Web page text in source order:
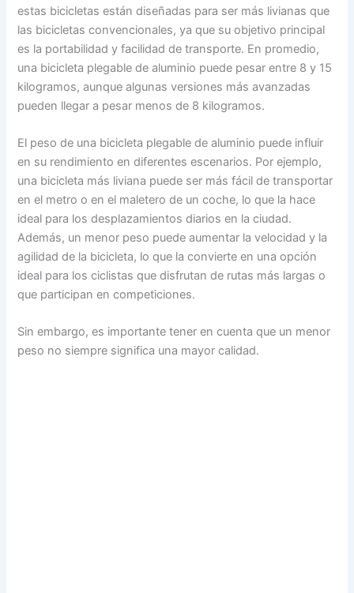
estas bicicletas están diseñadas para ser más livianas que
las bicicletas convencionales, ya que su objetivo principal
es la portabilidad y facilidad de transporte. En promedio,
una bicicleta plegable de aluminio puede pesar entre 8 y 15
kilogramos, aunque algunas versiones más avanzadas
pueden llegar a pesar menos de 8 kilogramos.
El peso de una bicicleta plegable de aluminio puede influir
en su rendimiento en diferentes escenarios. Por ejemplo,
una bicicleta más liviana puede ser más fácil de transportar
en el metro o en el maletero de un coche, lo que la hace
ideal para los desplazamientos diarios en la ciudad.
Además, un menor peso puede aumentar la velocidad y la
agilidad de la bicicleta, lo que la convierte en una opción
ideal para los ciclistas que disfrutan de rutas más largas o
que participan en competiciones.
Sin embargo, es importante tener en cuenta que un menor
peso no siempre significa una mayor calidad.